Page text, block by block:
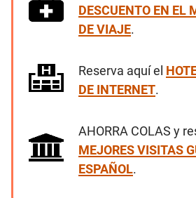
DESCUENTO EN EL
DE VIAJE.
Reserva aquí el
DE INTERNET.
AHORRA COLAS y
MEJORES VISITAS
ESPAÑOL.